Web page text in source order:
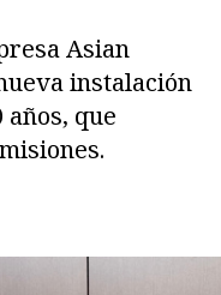
Asian
instalación
que